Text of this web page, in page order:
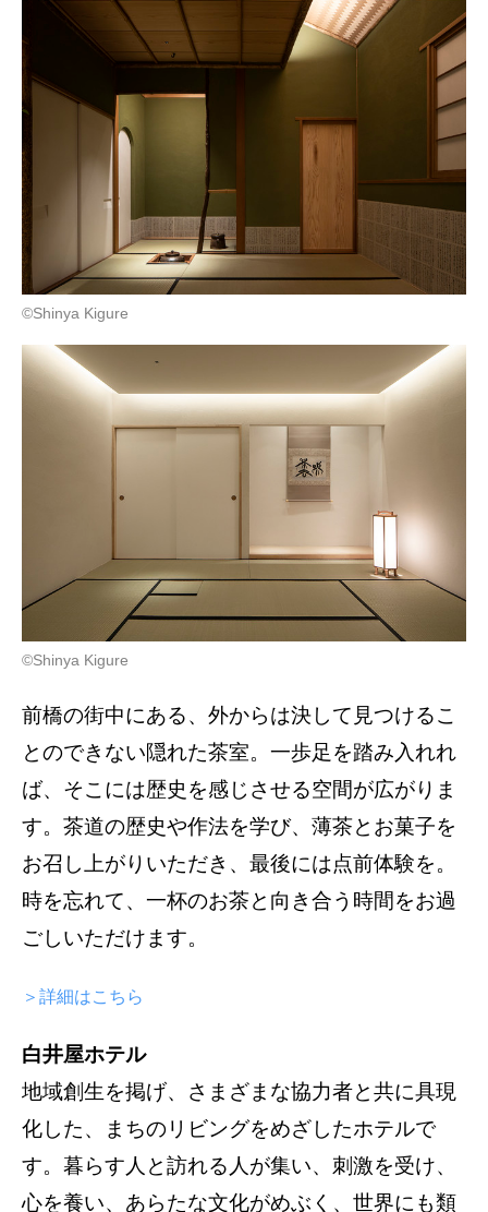
©️Shinya Kigure
©️Shinya Kigure
前橋の街中にある、外からは決して見つけるこ
とのできない隠れた茶室。一歩足を踏み入れれ
ば、そこには歴史を感じさせる空間が広がりま
す。茶道の歴史や作法を学び、薄茶とお菓子を
お召し上がりいただき、最後には点前体験を。
時を忘れて、一杯のお茶と向き合う時間をお過
ごしいただけます。
＞詳細はこちら
白井屋ホテル
地域創生を掲げ、さまざまな協力者と共に具現
化した、まちのリビングをめざしたホテルで
す。暮らす人と訪れる人が集い、刺激を受け、
心を養い、あらたな文化がめぶく、世界にも類